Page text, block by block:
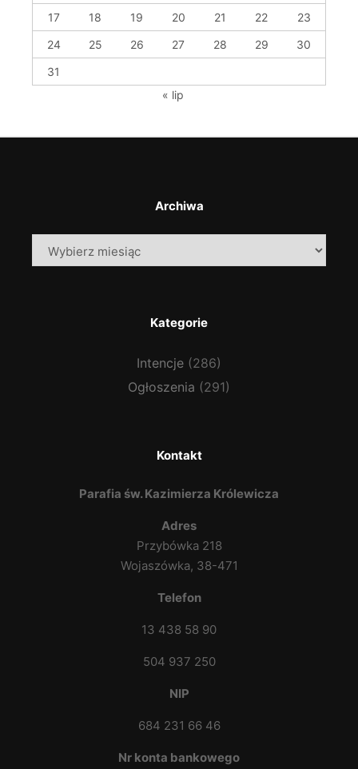
17
18 19 20 21 22
23
24
25 26 27 28 29
30
31
« lip
Archiwa
Archiwa
Kategorie
Intencje (286)
Ogłoszenia (291)
Kontakt
Parafia św. Kazimierza Królewicza
Adres
Przybówka 218
Wojaszówka, 38-471
Telefon
13 438 58 90
504 937 250
NIP
684 231 66 46
Nr konta bankowego